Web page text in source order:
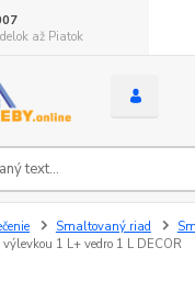
až Piatok
Smaltovaný riad
1 L+ vedro 1 L DECOR